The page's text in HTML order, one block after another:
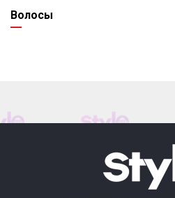
Волосы